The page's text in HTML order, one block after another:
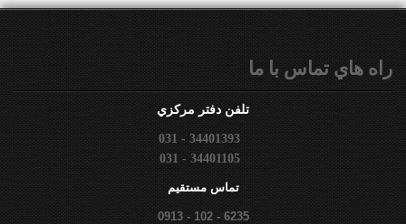
راه هاي تماس با ما
تلفن دفتر مركزي
031 - 34401393
031 - 34401105
تماس مستقيم
0913 - 102 - 6235